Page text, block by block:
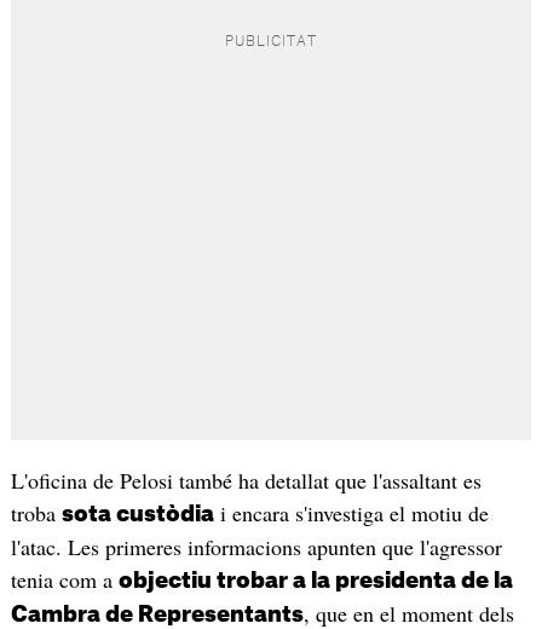
L'oficina de Pelosi també ha detallat que l'assaltant es
troba sota custòdiai encara s'investiga el motiu de
l'atac. Les primeres informacions apunten que l'agressor
tenia com a objectiu trobar a la presidenta de la
Cambra de Representants, que en el moment dels